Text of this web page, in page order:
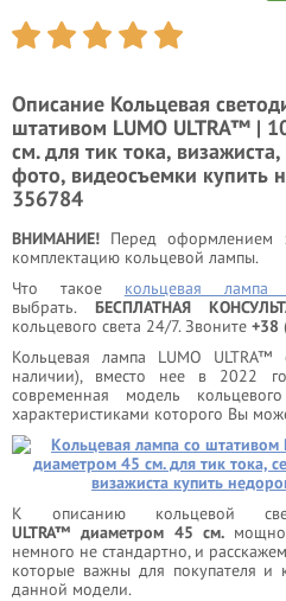
Описание Кольцевая
штативом LUMO ULTRA™ |
см. для тик тока,
фото, видеосъемки купить
356784
ВНИМАНИЕ! Перед оформлением
комплектацию кольцевой лампы.
Что такое кольцевая
выбрать. БЕСПЛАТНАЯ
кольцевого света 24/7. Звоните +38
Кольцевая лампа LUMO
наличии), вместо нее в 2022
современная модель
характеристиками которого Вы
К описанию кольцевой
ULTRA™ диаметром 45 см.
немного не стандартно, и
которые важны для покупателя и
данной модели.